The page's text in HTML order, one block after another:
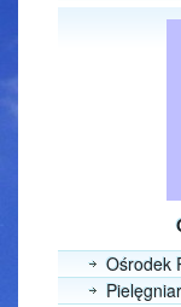
Ośrodek